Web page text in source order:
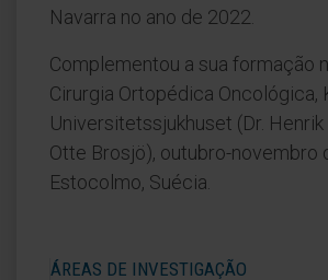
Navarra no ano de 2022.
Complementou a sua formação
Cirurgia Ortopédica Oncológica,
Universitetssjukhuset (Dr. Henrik
Otte Brosjö), outubro-novembro
Estocolmo, Suécia.
ÁREAS DE INVESTIGAÇÃO